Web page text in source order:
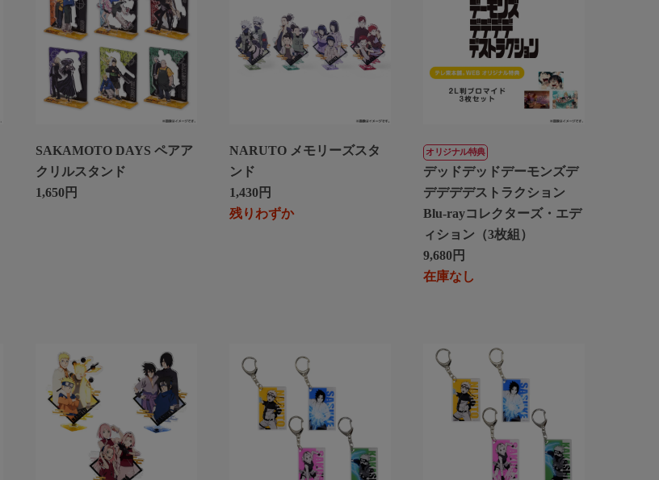
SAKAMOTO DAYS ペアア
クリルスタンド
1,650円
NARUTO メモリーズスタ
ンド
1,430円
残りわずか
オリジナル特典
デッドデッドデーモンズデ
デデデデストラクション
Blu-rayコレクターズ・エデ
ィション（3枚組）
9,680円
在庫なし